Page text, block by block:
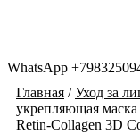
WhatsApp
Главная /Уход за
укрепляющая
Retin-Collagen 3D